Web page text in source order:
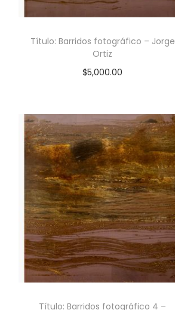
Título: Barridos fotográfico – Jorge
Ortiz
$5,000.00
Título: Barridos fotográfico 4 –